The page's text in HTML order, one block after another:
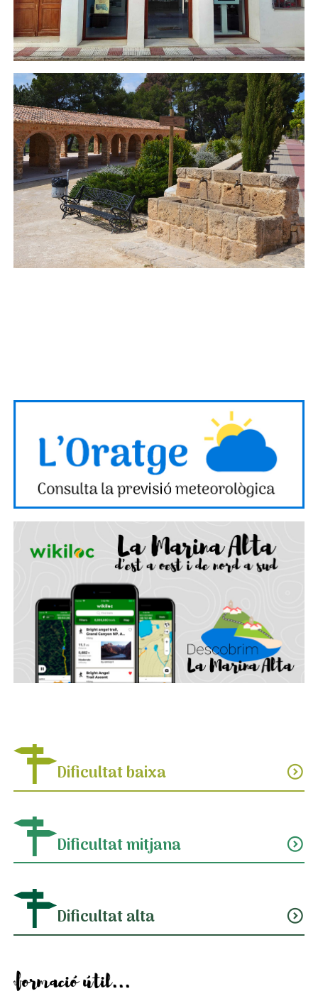
Dificultat baixa expand_circle_down
Dificultat mitjana expand_circle_down
Dificultat alta expand_circle_down
Informació útil...